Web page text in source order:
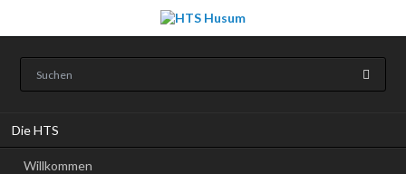
überspringen
Die HTS
Willkommen